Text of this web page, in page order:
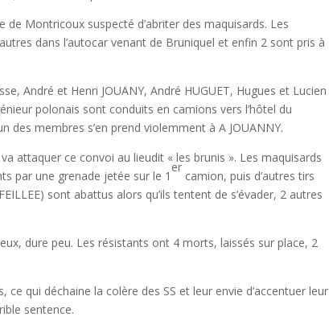
Montricoux suspecté d’abriter des maquisards. Les
dans l’autocar venant de Bruniquel et enfin 2 sont pris à
André et Henri JOUANY, André HUGUET, Hugues et Lucien
polonais sont conduits en camions vers l’hôtel du
membres s’en prend violemment à A JOUANNY.
attaquer ce convoi au lieudit « les brunis ». Les maquisards
par une grenade jetée sur le 1
er
camion, puis d’autres tirs
sont abattus alors qu’ils tentent de s’évader, 2 autres
dure peu. Les résistants ont 4 morts, laissés sur place, 2
qui déchaine la colère des SS et leur envie d’accentuer leur
sentence.